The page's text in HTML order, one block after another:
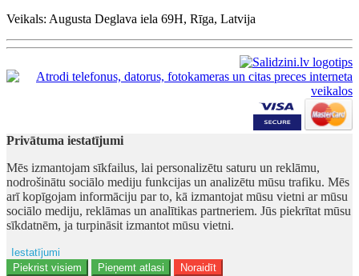
Veikals: Augusta Deglava iela 69H, Rīga, Latvija
Privātuma iestatījumi
Mēs izmantojam sīkfailus, lai personalizētu saturu un reklāmu,
nodrošinātu sociālo mediju funkcijas un analizētu mūsu trafiku. Mēs
arī kopīgojam informāciju par to, kā izmantojat mūsu vietni ar mūsu
sociālo mediju, reklāmas un analītikas partneriem. Jūs piekrītat mūsu
sīkdatnēm, ja turpināsit izmantot mūsu vietni.
Iestatījumi
Ad storage
Piekrist visiem Pieņemt atlasi Noraidīt